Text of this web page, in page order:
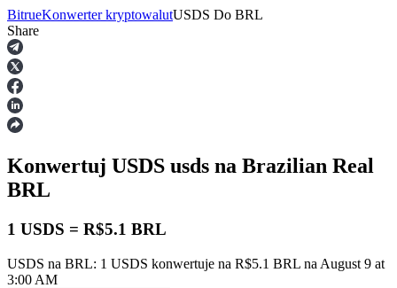
Kontrakty terminowe
Kontrakty terminowe na USDT
BitrueKonwerter kryptowalutUSDS Do BRL
Share
Konwertuj USDS usds na Brazilian Real
BRL
1 USDS = R$5.1 BRL
USDS na BRL: 1 USDS konwertuje na R$5.1 BRL na August 9 at
3:00 AM